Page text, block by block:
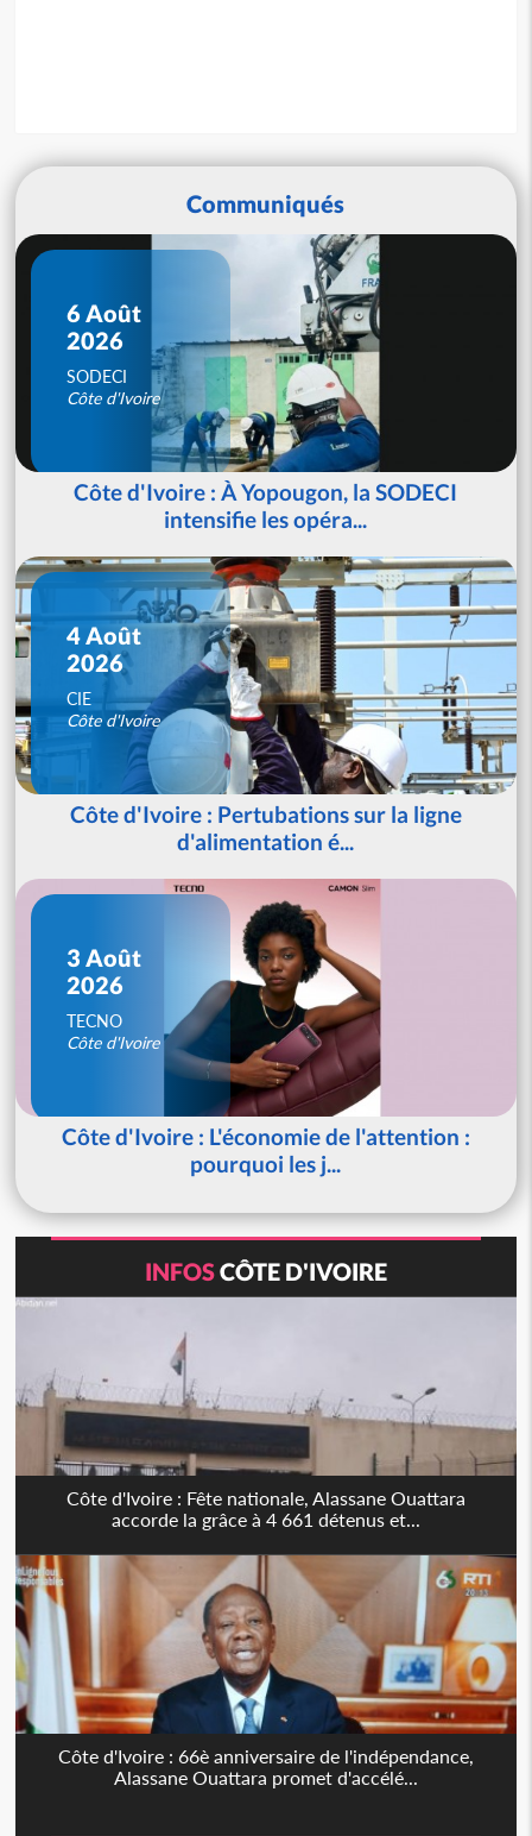
Communiqués
6 Août
2026
SODECI
Côte d'Ivoire
Côte d'Ivoire : À Yopougon, la SODECI
intensifie les opéra...
4 Août
2026
CIE
Côte d'Ivoire
Côte d'Ivoire : Pertubations sur la ligne
d'alimentation é...
3 Août
2026
TECNO
Côte d'Ivoire
Côte d'Ivoire : L'économie de l'attention :
pourquoi les j...
INFOSCÔTE D'IVOIRE
Côte d'Ivoire : Fête nationale, Alassane Ouattara
accorde la grâce à 4 661 détenus et...
Côte d'Ivoire : 66è anniversaire de l'indépendance,
Alassane Ouattara promet d'accélé...